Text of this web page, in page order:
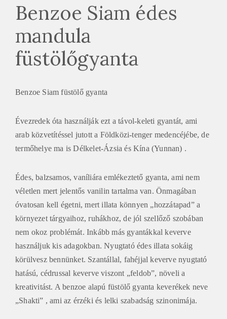
Benzoe Siam édes
mandula
füstölőgyanta
Benzoe Siam füstölő gyanta
Évezredek óta használják ezt a távol-keleti gyantát, ami
arab közvetítéssel jutott a Földközi-tenger medencéjébe, de
termőhelye ma is Délkelet-Ázsia és Kína (Yunnan) .
Édes, balzsamos, vaníliára emlékeztető gyanta, ami nem
véletlen mert jelentős vanilin tartalma van. Önmagában
óvatosan kell égetni, mert illata könnyen „hozzátapad” a
környezet tárgyaihoz, ruhákhoz, de jól szellőző szobában
nem okoz problémát. Inkább más gyantákkal keverve
használjuk kis adagokban. Nyugtató édes illata sokáig
körülvesz bennünket. Szantállal, fahéjjal keverve nyugtató
hatású, cédrussal keverve viszont „feldob”, növeli a
kreativitást. A benzoe alapú füstölő gyanta keverékek neve
„Shakti” , ami az érzéki és lelki szabadság szinonimája.